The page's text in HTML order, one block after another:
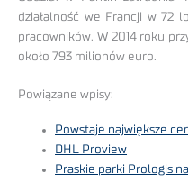
działalność we Francji w 72
pracowników. W 2014 roku
około 793 milionów euro.
Powiązane wpisy:
Powstaje największe
DHL Proview
Praskie parki Prologis